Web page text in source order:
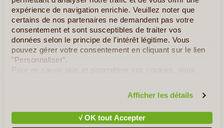
expérience de navigation enrichie. Veuillez noter que
certains de nos partenaires ne demandent pas votre
consentement et sont susceptibles de traiter vos
données selon le principe de l'intérêt légitime. Vous
pouvez gérer votre consentement en cliquant sur le lien
"Personnaliser".
Pour en savoir plus et paramétrer vos cookies, nous
Afficher les détails
√ OK tout Accepter